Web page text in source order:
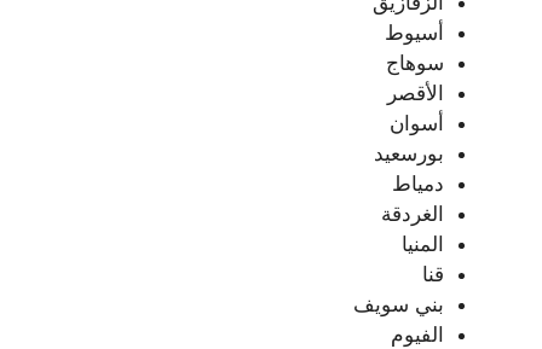
أسيوط
سوهاج
الأقصر
أسوان
بورسعيد
دمياط
الغردقة
المنيا
قنا
بني سويف
الفيوم